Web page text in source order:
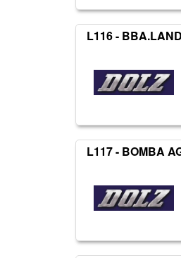
L116 -
L117 - BOMBA